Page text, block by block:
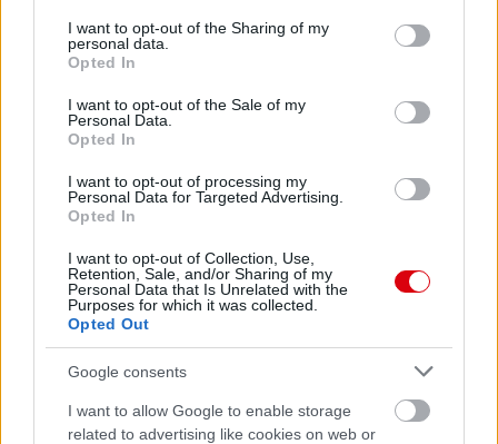
not limited to your visit or usage behaviour. You may click to
grant or deny consent to Google and its third-party tags to
use your data for below specified purposes in below Google
consent section.
I want to opt-out of the Sharing of my
personal data.
Opted In
I want to opt-out of the Sale of my
Personal Data.
Opted In
I want to opt-out of processing my
Personal Data for Targeted Advertising.
Opted In
I want to opt-out of Collection, Use,
Retention, Sale, and/or Sharing of my
Personal Data that Is Unrelated with the
Purposes for which it was collected.
Opted Out
Google consents
I want to allow Google to enable storage
related to advertising like cookies on web or
Meccs Center